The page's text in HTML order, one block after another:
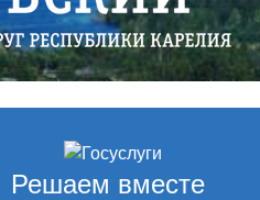
Решаем вместе